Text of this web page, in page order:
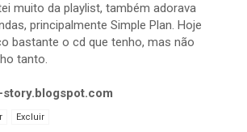
muito da playlist, também adorava
principalmente Simple Plan. Hoje
bastante o cd que tenho, mas não
tanto.
Excluir